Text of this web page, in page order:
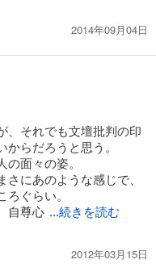
2014年09月04日
、それでも文壇批判の印
らだろうと思う。
面々の姿。
にあのような感じで、
ぐらい。
自尊心 ...続きを読む
2012年03月15日